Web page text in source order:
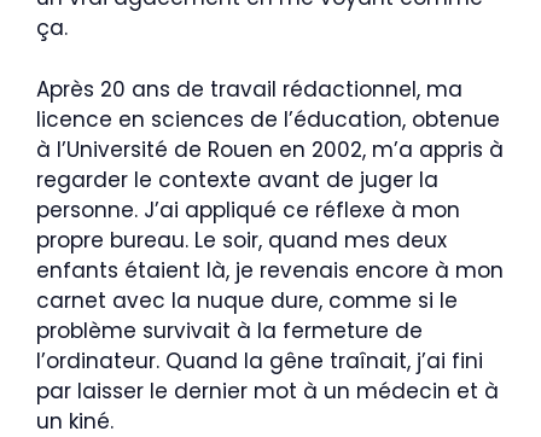
ça.
Après 20 ans de travail rédactionnel, ma
licence en sciences de l’éducation, obtenue
à l’Université de Rouen en 2002, m’a appris à
regarder le contexte avant de juger la
personne. J’ai appliqué ce réflexe à mon
propre bureau. Le soir, quand mes deux
enfants étaient là, je revenais encore à mon
carnet avec la nuque dure, comme si le
problème survivait à la fermeture de
l’ordinateur. Quand la gêne traînait, j’ai fini
par laisser le dernier mot à un médecin et à
un kiné.